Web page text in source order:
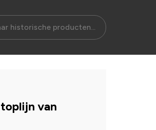
van